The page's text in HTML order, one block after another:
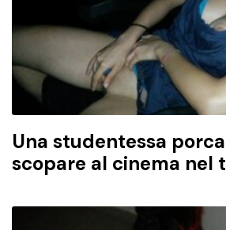
Una studentessa
scopare al cinema nel